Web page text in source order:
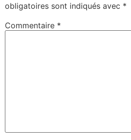
obligatoires sont indiqués avec *
Commentaire *